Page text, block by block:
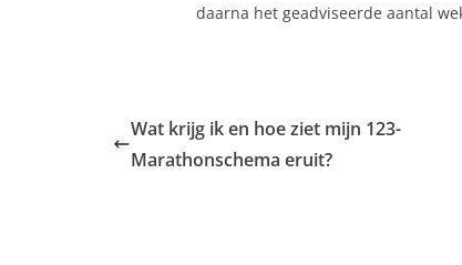
daarna het geadviseerde aantal
Wat krijg ik en hoe ziet mijn 123-
Marathonschema eruit?